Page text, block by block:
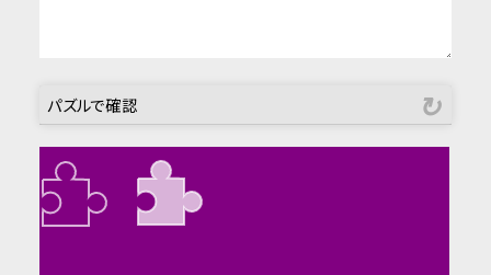
パズルで確認